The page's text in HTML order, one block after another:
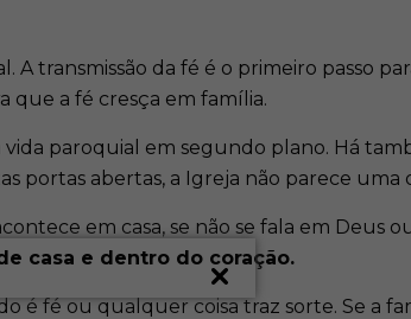
A transmissão da fé é o primeiro passo
que a fé cresça em família.
vida paroquial em segundo plano. Há
portas abertas, a Igreja não parece uma
em casa, se não se fala em Deus
casa e dentro do coração.
é fé ou qualquer coisa traz sorte. Se a